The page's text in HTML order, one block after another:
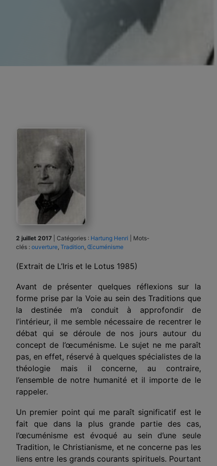
2 juillet 2017 Catégories : Hartung Henri
Mots-
clés : ouverture Tradition Œcuménisme
(Extrait de L’Iris et le Lotus 1985)
Avant de présenter quelques réflexions sur la
forme prise par la Voie au sein des Traditions que
la destinée m’a conduit à approfondir de
l’intérieur, il me semble nécessaire de recentrer le
débat qui se déroule de nos jours autour du
concept de l’œcuménisme. Le sujet ne me paraît
pas, en effet, réservé à quelques spécialistes de la
théologie mais il concerne, au contraire,
l’ensemble de notre humanité et il importe de le
rappeler.
Un premier point qui me paraît significatif est le
fait que dans la plus grande partie des cas,
l’œcuménisme est évoqué au sein d’une seule
Tradition, le Christianisme, et ne concerne pas les
liens entre les grands courants spirituels. Pourtant